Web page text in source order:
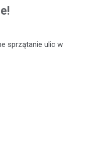
sprzątanie ulic w